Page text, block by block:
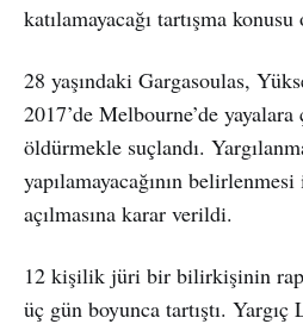
katılamayacağı tartışma konusu
28 yaşındaki Gargasoulas,
2017’de Melbourne’de
öldürmekle suçlandı.
yapılamayacağının
açılmasına karar verildi.
12 kişilik jüri bir bilirkişinin
üç gün boyunca tartıştı.